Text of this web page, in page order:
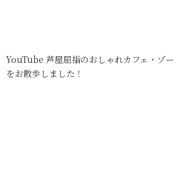
YouTube 芦屋屈指のおしゃれカフェ・ゾ
をお散歩しました！